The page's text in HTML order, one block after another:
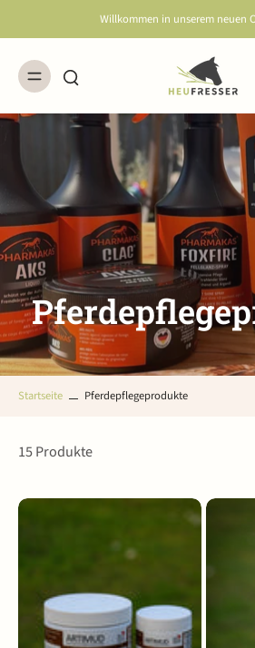
Willkommen in unserem neuen
Startseite Pferdepflegeprodukte
15 Produkte